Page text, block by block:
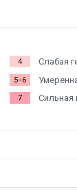
4 Слабая
5−6
7 Сильная